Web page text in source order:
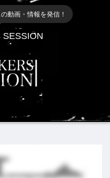
動画・情報を発信！
SESSION